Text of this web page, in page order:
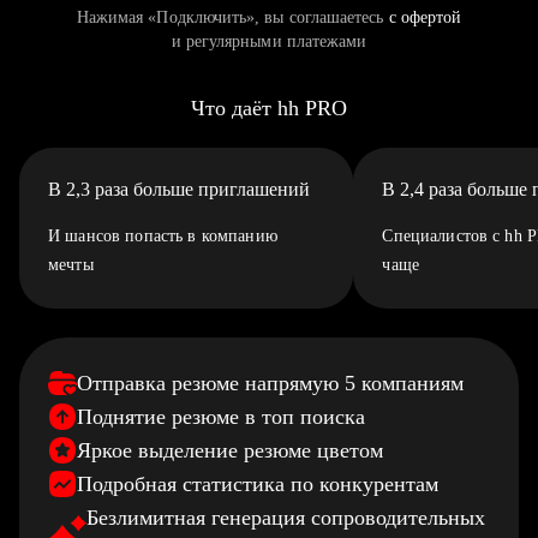
Нажимая «Подключить», вы соглашаетесь с офертой
и регулярными платежами
Что даёт hh PRO
В 2,3 раза больше приглашений
И шансов попасть в компанию
мечты
В 2,4 раза больше
Специалистов с hh
чаще
Отправка резюме напрямую 5 компаниям
Поднятие резюме в топ поиска
Яркое выделение резюме цветом
Подробная статистика по конкурентам
Безлимитная генерация сопроводительных